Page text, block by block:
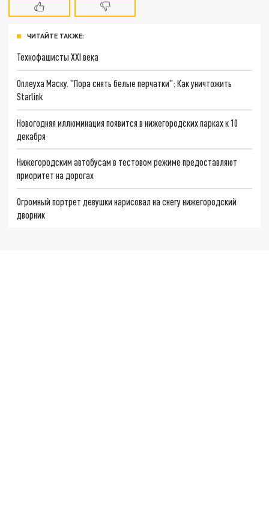
ЧИТАЙТЕ ТАКЖЕ:
Технофашисты XXI века
Оплеуха Маску. "Пора снять белые перчатки": Как уничтожить
Starlink
Новогодняя иллюминация появится в нижегородских парках к 10
декабря
Нижегородским автобусам в тестовом режиме предоставляют
приоритет на дорогах
Огромный портрет девушки нарисовал на снегу нижегородский
дворник